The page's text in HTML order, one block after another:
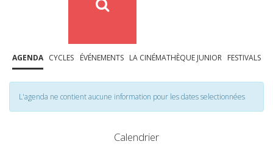
AGENDA CYCLES ÉVÉNEMENTS LA CINÉMATHÈQUE JUNIOR FESTIVALS
L'agenda ne contient aucune information pour les dates selectionnées
Calendrier